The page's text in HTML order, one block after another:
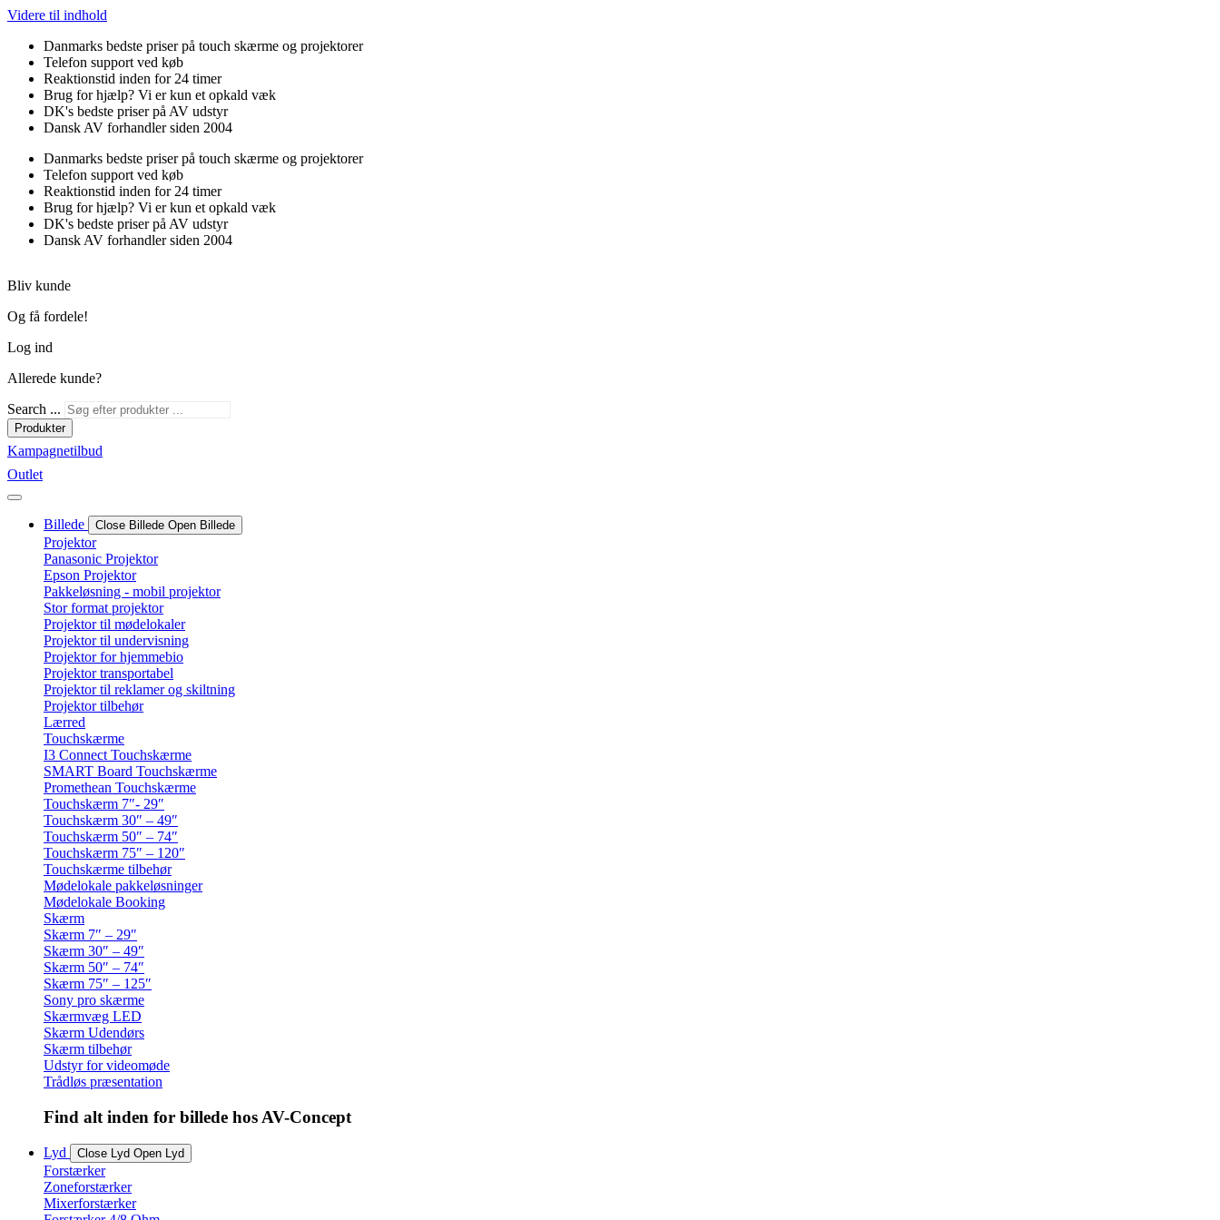
Videre til indhold
Danmarks bedste priser på touch skærme og projektorer
Telefon support ved køb
Reaktionstid inden for 24 timer
Brug for hjælp? Vi er kun et opkald væk
DK's bedste priser på AV udstyr
Dansk AV forhandler siden 2004
Danmarks bedste priser på touch skærme og projektorer
Telefon support ved køb
Reaktionstid inden for 24 timer
Brug for hjælp? Vi er kun et opkald væk
DK's bedste priser på AV udstyr
Dansk AV forhandler siden 2004
Bliv kunde
Og få fordele!
Log ind
Allerede kunde?
Search ...
Produkter
Kampagnetilbud
Outlet
Billede Close Billede Open Billede
Projektor
Panasonic Projektor
Epson Projektor
Pakkeløsning - mobil projektor
Stor format projektor
Projektor til mødelokaler
Projektor til undervisning
Projektor for hjemmebio
Projektor transportabel
Projektor til reklamer og skiltning
Projektor tilbehør
Lærred
Touchskærme
I3 Connect Touchskærme
SMART Board Touchskærme
Promethean Touchskærme
Touchskærm 7″- 29″
Touchskærm 30″ – 49″
Touchskærm 50″ – 74″
Touchskærm 75″ – 120″
Touchskærme tilbehør
Mødelokale pakkeløsninger
Mødelokale Booking
Skærm
Skærm 7″ – 29″
Skærm 30″ – 49″
Skærm 50″ – 74″
Skærm 75″ – 125″
Sony pro skærme
Skærmvæg LED
Skærm Udendørs
Skærm tilbehør
Udstyr for videomøde
Trådløs præsentation
Find alt inden for billede hos AV-Concept
Lyd Close Lyd Open Lyd
Forstærker
Zoneforstærker
Mixerforstærker